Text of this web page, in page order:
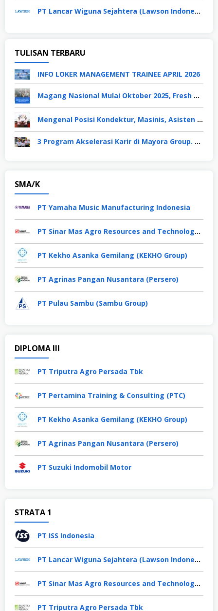
PT Lancar Wiguna Sejahtera (Lawson Indonesia)
TULISAN TERBARU
INFO LOKER MANAGEMENT TRAINEE APRIL 2026
Magang Nasional Mulai Oktober 2025, Fresh Graduate Dapat Gaji UMP Selama 6 Bulan
Mengenal Posisi Kondektur, Masinis, Asisten PPKA, Pemeliharaan Sarana dan Prasarana, Polsuska (Polisi Khusus Kereta Api), di PT KAI
3 Program Akselerasi Karir di Mayora Group. Apa Saja? Berikut Penjelasannya
SMA/K
PT Yamaha Music Manufacturing Indonesia
PT Sinar Mas Agro Resources and Technology Tbk
PT Kekho Asanka Gemilang (KEKHO Group)
PT Agrinas Pangan Nusantara (Persero)
PT Pulau Sambu (Sambu Group)
DIPLOMA III
PT Triputra Agro Persada Tbk
PT Pertamina Training & Consulting (PTC)
PT Kekho Asanka Gemilang (KEKHO Group)
PT Agrinas Pangan Nusantara (Persero)
PT Suzuki Indomobil Motor
STRATA 1
PT ISS Indonesia
PT Lancar Wiguna Sejahtera (Lawson Indonesia)
PT Sinar Mas Agro Resources and Technology Tbk
PT Triputra Agro Persada Tbk